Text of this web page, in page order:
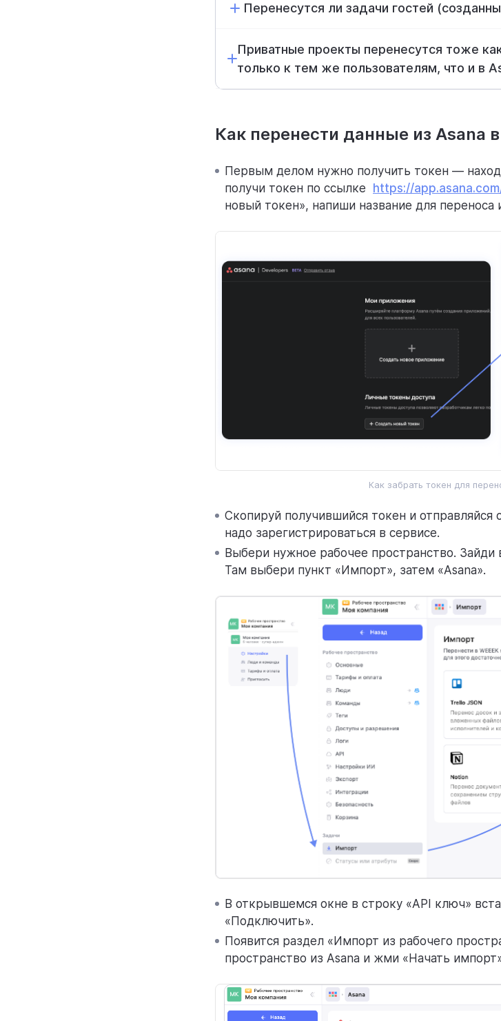
Перенесутся ли задачи гостей
Приватные проекты перенесутся тоже
только к тем же пользователям, что и в
Как перенести данные из Asana в
Первым делом нужно получить токен —
получи токен по ссылке https://
новый токен», напиши название для переноса
Как забрать токен для
Скопируй получившийся токен и отправляйся
надо зарегистрироваться в сервисе.
Выбери нужное рабочее пространство. Зайди
Там выбери пункт «Импорт», затем «Asana».
В открывшемся окне в строку «API ключ»
«Подключить».
Появится раздел «Импорт из рабочего
пространство из Asana и жми «Начать